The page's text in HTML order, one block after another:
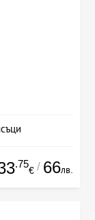
.75
€ / 66лв.